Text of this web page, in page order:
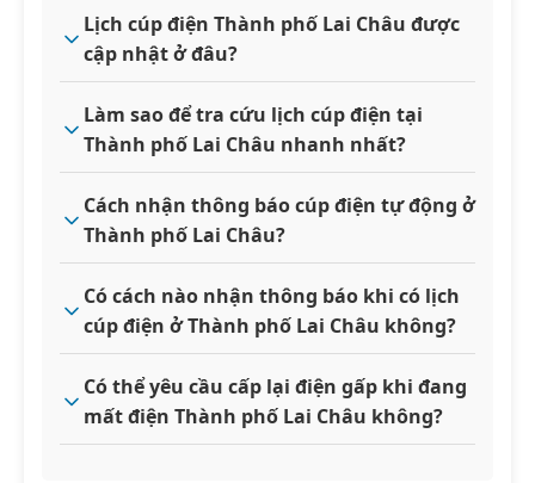
Lịch cúp điện Thành phố Lai Châu được
cập nhật ở đâu?
Làm sao để tra cứu lịch cúp điện tại
Thành phố Lai Châu nhanh nhất?
Cách nhận thông báo cúp điện tự động ở
Thành phố Lai Châu?
Có cách nào nhận thông báo khi có lịch
cúp điện ở Thành phố Lai Châu không?
Có thể yêu cầu cấp lại điện gấp khi đang
mất điện Thành phố Lai Châu không?